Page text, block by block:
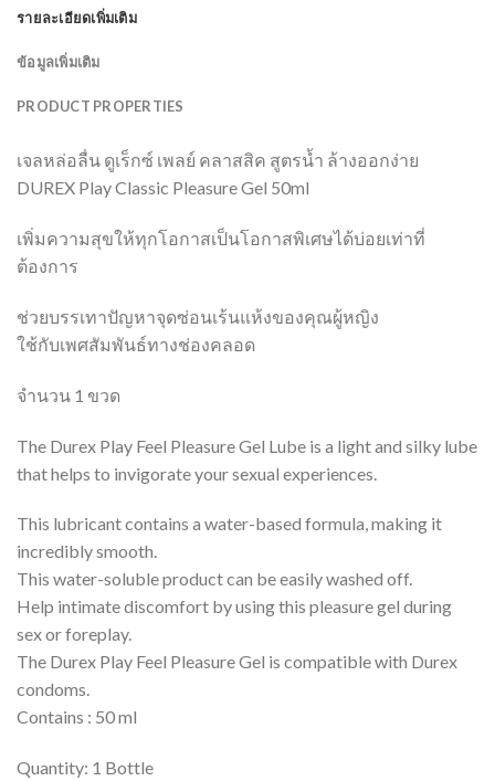
รายละเอียดเพิ่มเติม
ข้อมูลเพิ่มเติม
PRODUCT PROPERTIES
เจลหล่อลื่น ดูเร็กซ์ เพลย์ คลาสสิค สูตรน้ำ ล้างออกง่าย
DUREX Play Classic Pleasure Gel 50ml
เพิ่มความสุขให้ทุกโอกาสเป็นโอกาสพิเศษได้บ่อยเท่าที่
ต้องการ
ช่วยบรรเทาปัญหาจุดซ่อนเร้นแห้งของคุณผู้หญิง
ใช้กับเพศสัมพันธ์ทางช่องคลอด
จำนวน 1 ขวด
The Durex Play Feel Pleasure Gel Lube is a light and silky lube
that helps to invigorate your sexual experiences.
This lubricant contains a water-based formula, making it
incredibly smooth.
This water-soluble product can be easily washed off.
Help intimate discomfort by using this pleasure gel during
sex or foreplay.
The Durex Play Feel Pleasure Gel is compatible with Durex
condoms.
Contains : 50 ml
Quantity: 1 Bottle